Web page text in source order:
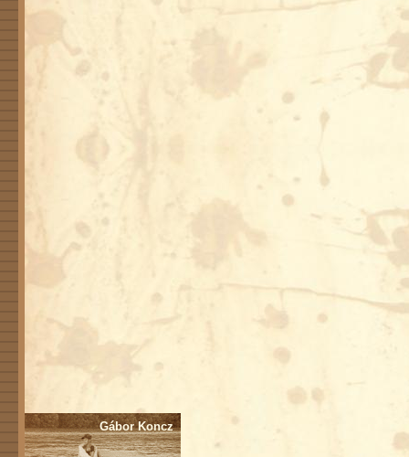
Gábor Koncz